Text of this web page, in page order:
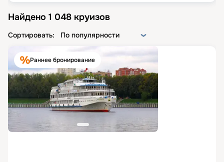
Найдено 1 048 круизов
Сортировать: По популярности
Раннее бронирование